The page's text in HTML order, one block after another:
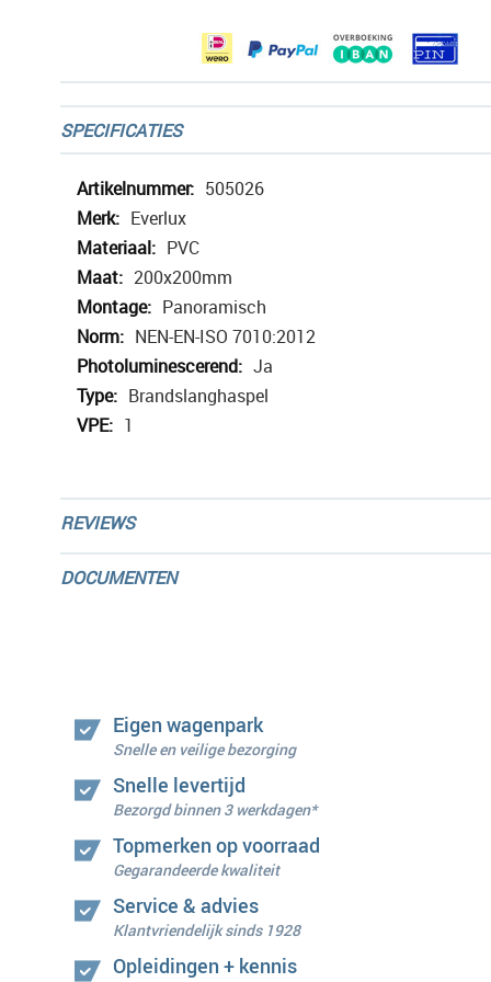
SPECIFICATIES
Meer
informatie
505026
Everlux
PVC
200x200mm
Panoramisch
NEN-EN-ISO 7010:2012
Ja
Brandslanghaspel
1
REVIEWS
DOCUMENTEN
Eigen wagenpark
Snelle en veilige bezorging
Snelle levertijd
Bezorgd binnen 3 werkdagen*
Topmerken op voorraad
Gegarandeerde kwaliteit
Service & advies
Klantvriendelijk sinds 1928
Opleidingen + kennis